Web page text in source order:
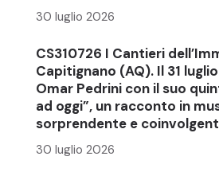
30 luglio 2026
CS310726 I Cantieri
Capitignano (AQ). Il 31
Omar Pedrini con il suo
ad oggi”, un racconto in
sorprendente e
30 luglio 2026